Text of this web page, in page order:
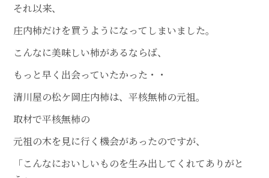
それ以来、
庄内柿だけを買うようになってしまいました。
こんなに美味しい柿があるならば、
もっと早く出会っていたかった・・
清川屋の松ケ岡庄内柿は、平核無柿の元祖。
取材で平核無柿の
元祖の木を見に行く機会があったのですが、
「こんなにおいしいものを生み出してくれてありがと